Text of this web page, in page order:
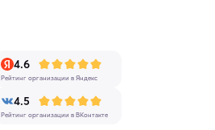
4.6
Рейтинг организации в Яндекс
4.5
Рейтинг организации в ВКонтакте